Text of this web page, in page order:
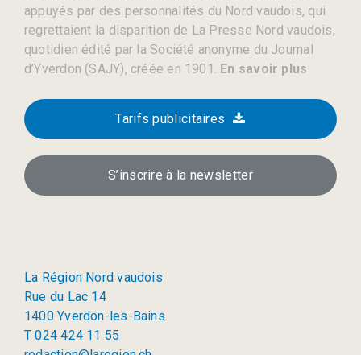
appuyés par des personnalités du Nord vaudois, qui
regrettaient la disparition de La Presse Nord vaudois,
quotidien édité par la Société anonyme du Journal
d’Yverdon (SAJY), créée en 1901. En savoir plus
Tarifs publicitaires
S’inscrire à la newsletter
La Région Nord vaudois
Rue du Lac 14
1400 Yverdon-les-Bains
T 024 424 11 55